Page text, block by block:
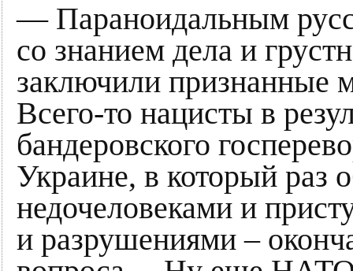
— Параноидальным
со знанием дела и
заключили признанные
Всего-то нацисты в
бандеровского
Украине, в который раз
недочеловеками и
и разрушениями –